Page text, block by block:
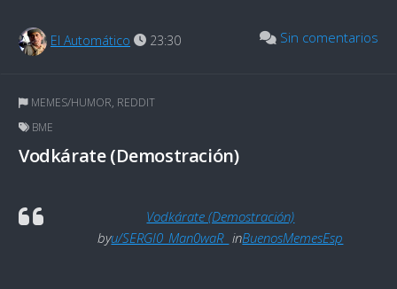
El Automático 23:30 Sin comentarios
MEMES/HUMOR, REDDIT
BME
Vodkárate (Demostración)
Vodkárate (Demostración)
byu/SERGI0_Man0waR_ inBuenosMemesEsp